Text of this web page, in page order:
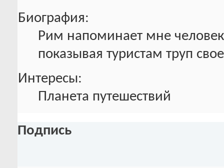
Биография:
Рим напоминает мне
показывая туристам труп
Интересы:
Планета путешествий
Подпись